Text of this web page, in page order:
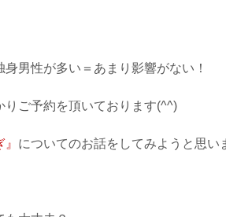
男性が多い＝あまり影響がない！
りご予約を頂いております(^^)
についてのお話をしてみようと思い